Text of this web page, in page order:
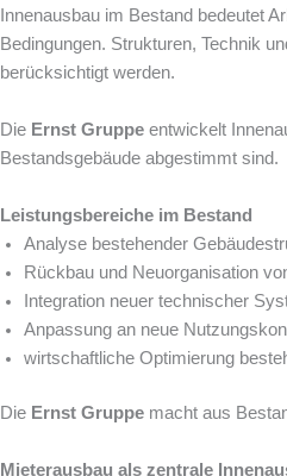
Innenausbau im Bestand bedeutet
Bedingungen. Strukturen, Technik
berücksichtigt werden.
Die Ernst Gruppe entwickelt
Bestandsgebäude abgestimmt sind.
Leistungsbereiche im Bestand
Analyse bestehender
Rückbau und Neuorganisation
Integration neuer technischer
Anpassung an neue
wirtschaftliche Optimierung
Die Ernst Gruppe macht aus
Mieterausbau als zentrale